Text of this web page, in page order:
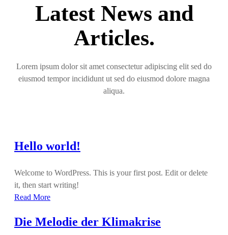
Latest News and
Articles.
Lorem ipsum dolor sit amet consectetur adipiscing elit sed do
eiusmod tempor incididunt ut sed do eiusmod dolore magna
aliqua.
Hello world!
Welcome to WordPress. This is your first post. Edit or delete
it, then start writing!
Read More
Die Melodie der Klimakrise